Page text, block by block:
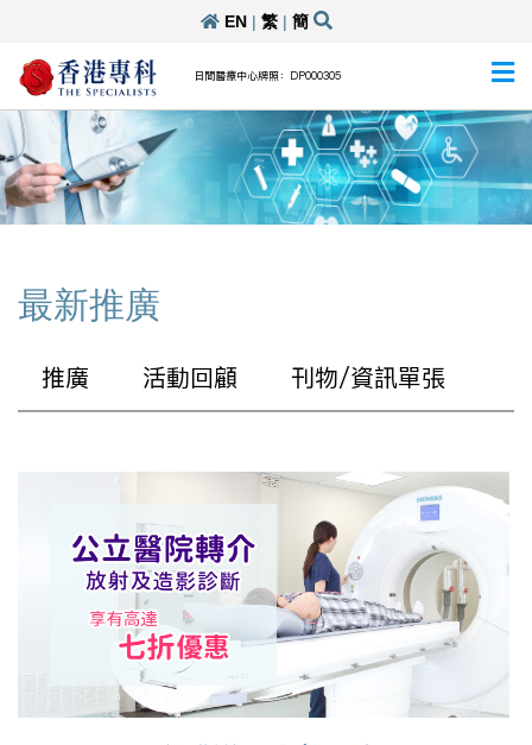
EN| 繁| 簡
日間醫療中心牌照：DP000305
最新推廣
推廣 活動回顧 刊物/資訊單張